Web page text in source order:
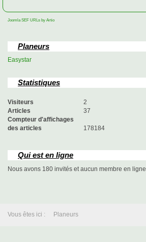
Joomla SEF URLs by Artio
Planeurs
Easystar
Statistiques
Visiteurs
2
Articles
37
Compteur d'affichages
des articles
178184
Qui est en ligne
Nous avons 180 invités et aucun membre en ligne
Vous êtes ici : Planeurs